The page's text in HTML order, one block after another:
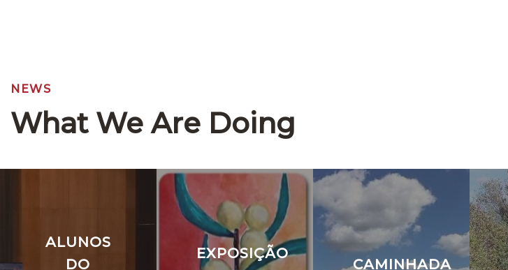
NEWS
What We Are Doing
ALUNOS
DO
EXPOSIÇÃO
CAMINHADA